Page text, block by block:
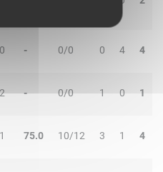
- 0/0 0 4 4
- 0/0 1 0 1
75.0 10/12 3 1 4